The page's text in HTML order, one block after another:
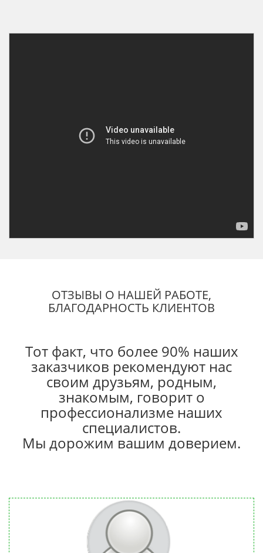
ОТЗЫВЫ О НАШЕЙ РАБОТЕ,
БЛАГОДАРНОСТЬ КЛИЕНТОВ
Тот факт, что более 90% наших
заказчиков рекомендуют нас
своим друзьям, родным,
знакомым, говорит о
профессионализме наших
специалистов.
Мы дорожим вашим доверием.